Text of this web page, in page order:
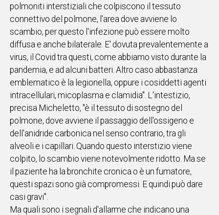
polmoniti interstiziali che colpiscono il tessuto
connettivo del polmone, l'area dove avviene lo
scambio, per questo l'infezione può essere molto
diffusa e anche bilaterale. E' dovuta prevalentemente a
virus, il Covid tra questi, come abbiamo visto durante la
pandemia, e ad alcuni batteri. Altro caso abbastanza
emblematico è la legionella, oppure i cosiddetti agenti
intracellulari, micoplasma e clamidia". L'intestizio,
precisa Micheletto, "è il tessuto di sostegno del
polmone, dove avviene il passaggio dell'ossigeno e
dell'anidride carbonica nel senso contrario, tra gli
alveoli e i capillari. Quando questo interstizio viene
colpito, lo scambio viene notevolmente ridotto. Ma se
il paziente ha la bronchite cronica o è un fumatore,
questi spazi sono già compromessi. E quindi può dare
casi gravi".
Ma quali sono i segnali d'allarme che indicano una